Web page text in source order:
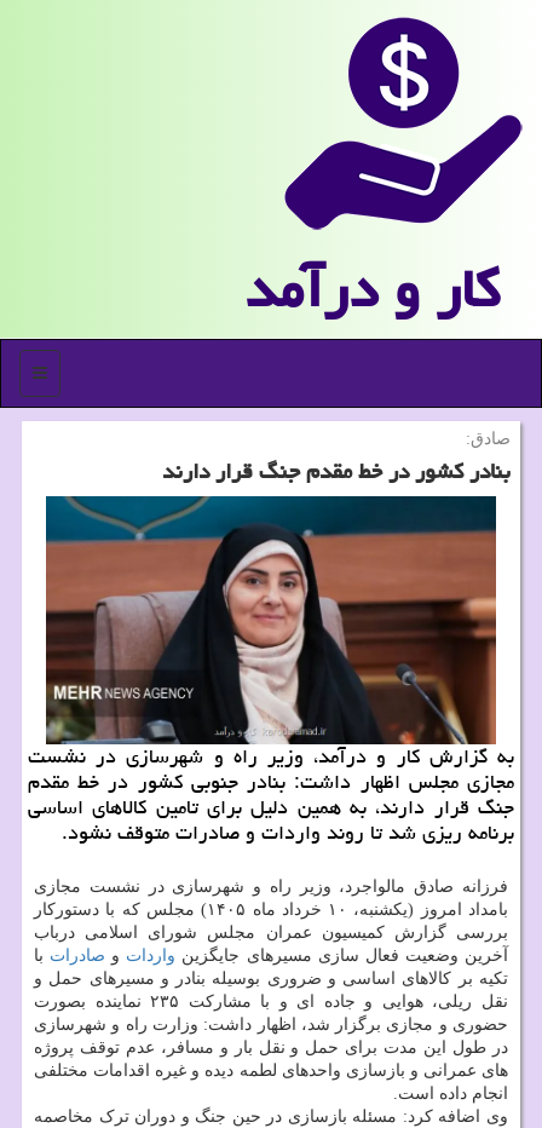
كار و درآمد
منو
صادق:
بنادر کشور در خط مقدم جنگ قرار دارند
به گزارش کار و درآمد، وزیر راه و شهرسازی در نشست
مجازی مجلس اظهار داشت: بنادر جنوبی کشور در خط مقدم
جنگ قرار دارند، به همین دلیل برای تامین کالاهای اساسی
برنامه ریزی شد تا روند واردات و صادرات متوقف نشود.
فرزانه صادق مالواجرد، وزیر راه و شهرسازی در نشست مجازی
بامداد امروز (یکشنبه، ۱۰ خرداد ماه ۱۴۰۵) مجلس که با دستورکار
بررسی گزارش کمیسیون عمران مجلس شورای اسلامی درباب
آخرین وضعیت فعال سازی مسیرهای جایگزین واردات و صادرات با
تکیه بر کالاهای اساسی و ضروری بوسیله بنادر و مسیرهای حمل و
نقل ریلی، هوایی و جاده ای و با مشارکت ۲۳۵ نماینده بصورت
حضوری و مجازی برگزار شد، اظهار داشت: وزارت راه و شهرسازی
در طول این مدت برای حمل و نقل بار و مسافر، عدم توقف پروژه
های عمرانی و بازسازی واحدهای لطمه دیده و غیره اقدامات مختلفی
انجام داده است.
وی اضافه کرد: مسئله بازسازی در حین جنگ و دوران ترک مخاصمه